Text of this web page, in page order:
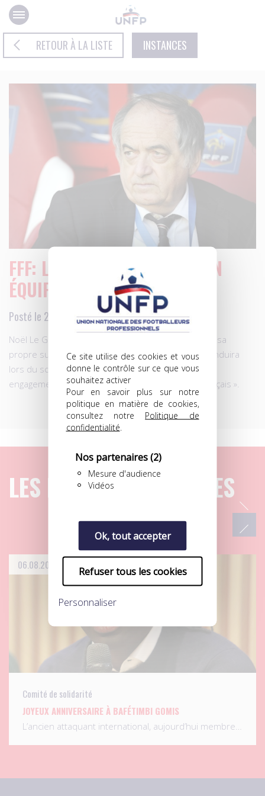
Panneau de gestion des cookies
Ce site utilise des cookies et vous
donne le contrôle sur ce que vous
souhaitez activer
Pour en savoir plus sur notre
politique en matière de cookies,
consultez notre Politique de
confidentialité
Nos partenaires(2)
Mesure d'audience
Vidéos
Ok, tout accepter
Refuser tous les cookies
Personnaliser
RETOUR À LA LISTE INSTANCES
FFF: LE GRAËT PRÉSENTE SON
ÉQUIPE…
Posté le 29.11.2012 à 14h14
Noël Le Graët, président de la FFF, et grand favori à sa
propre succession, a présenté jeudi la liste qu’il conduira
lors du scrutin du 15 décembre et dont le premier
engagement sera de « mieux faire pour le foot français ».
LES DERNIERS ARTICLES
06.08.2026
Comité de solidarité
JOYEUX ANNIVERSAIRE À BAFÉTIMBI GOMIS
L’ancien attaquant international, aujourd’hui membre…